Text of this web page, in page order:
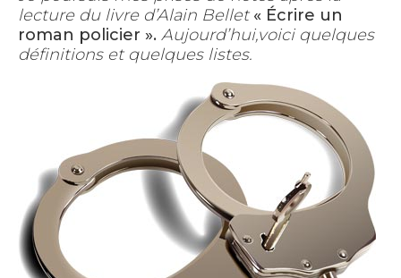
lecture du livre d’Alain Bellet « Écrire un
roman policier ». Aujourd’hui,voici quelques
définitions et quelques listes.